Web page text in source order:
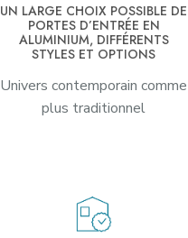
UN LARGE CHOIX POSSIBLE DE
PORTES D’ENTRÉE EN
ALUMINIUM, DIFFÉRENTS
STYLES ET OPTIONS
Univers contemporain comme
plus traditionnel